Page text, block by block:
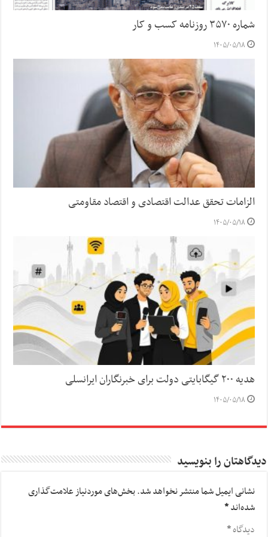
شماره ۳۵۷۰ روزنامه کسب و کار
۱۴۰۵/۰۵/۱۸
الزامات تحقق عدالت اقتصادی و اقتصاد مقاومتی
۱۴۰۵/۰۵/۱۸
هدیه ۲۰۰ گیگابایتی دولت برای خبرنگاران ایرانسلی
۱۴۰۵/۰۵/۱۸
دیدگاهتان را بنویسید
نشانی ایمیل شما منتشر نخواهد شد.بخش‌های موردنیاز علامت‌گذاری
شده‌اند*
دیدگاه*